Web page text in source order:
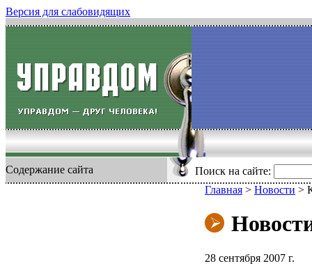
Версия для слабовидящих
Содержание сайта Поиск на сайте:
Главная > Новости >
28 сентября 2007 г.